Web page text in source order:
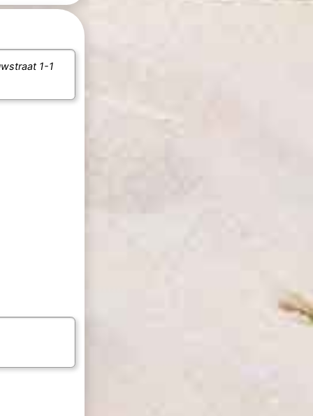
1-1